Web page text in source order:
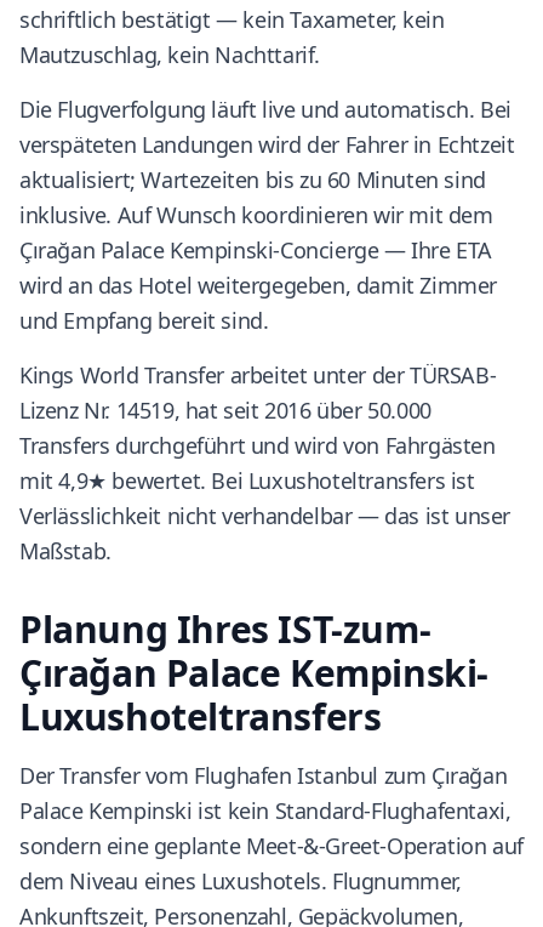
schriftlich bestätigt — kein Taxameter, kein
Mautzuschlag, kein Nachttarif.
Die Flugverfolgung läuft live und automatisch. Bei
verspäteten Landungen wird der Fahrer in Echtzeit
aktualisiert; Wartezeiten bis zu 60 Minuten sind
inklusive. Auf Wunsch koordinieren wir mit dem
Çırağan Palace Kempinski-Concierge — Ihre ETA
wird an das Hotel weitergegeben, damit Zimmer
und Empfang bereit sind.
Kings World Transfer arbeitet unter der TÜRSAB-
Lizenz Nr. 14519, hat seit 2016 über 50.000
Transfers durchgeführt und wird von Fahrgästen
mit 4,9★ bewertet. Bei Luxushoteltransfers ist
Verlässlichkeit nicht verhandelbar — das ist unser
Maßstab.
Planung Ihres IST-zum-
Çırağan Palace Kempinski-
Luxushoteltransfers
Der Transfer vom Flughafen Istanbul zum Çırağan
Palace Kempinski ist kein Standard-Flughafentaxi,
sondern eine geplante Meet-&-Greet-Operation auf
dem Niveau eines Luxushotels. Flugnummer,
Ankunftszeit, Personenzahl, Gepäckvolumen,